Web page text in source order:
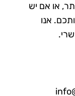
או אם יש
אנו